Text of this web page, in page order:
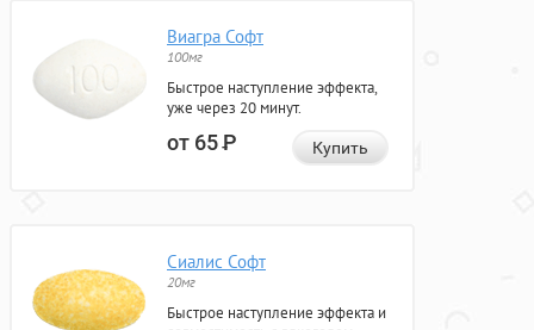
Виагра Софт
100мг
Быстрое наступление эффекта,
уже через 20 минут.
от 65Р Купить
Сиалис Софт
20мг
Быстрое наступление эффекта и